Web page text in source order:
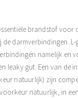
brandstof voor
de darmverbindingen.
namelijk en
leaky gut. Een van de
natuurlijk) zijn
natuurlijk, in